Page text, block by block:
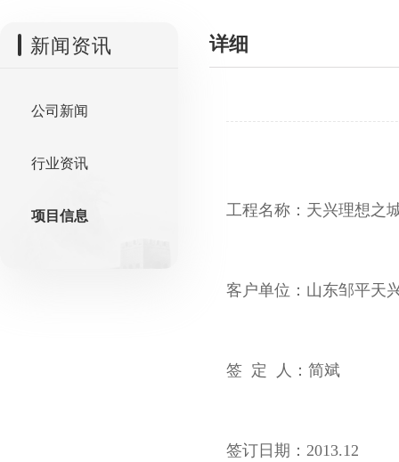
新闻资讯
公司新闻
行业资讯
项目信息
详细
工程名称：天兴理想之
客户单位：山东邹平天
签 定 人：简斌
签订日期：2013.12